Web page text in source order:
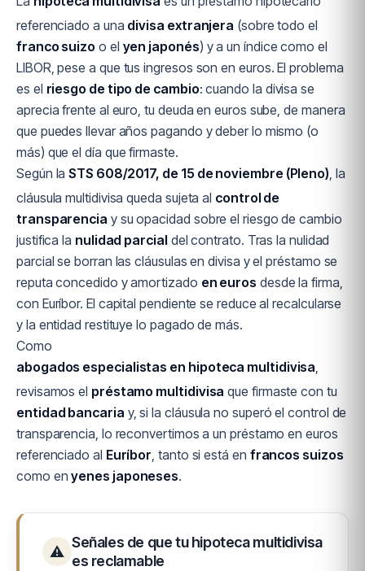
referenciado a una divisa extranjera (sobre todo el
franco suizo o el yen japonés) y a un índice como el
LIBOR, pese a que tus ingresos son en euros. El problema
es el riesgo de tipo de cambio: cuando la divisa se
aprecia frente al euro, tu deuda en euros sube, de manera
que puedes llevar años pagando y deber lo mismo (o
más) que el día que firmaste.
Según laSTS 608/2017, de 15 de noviembre (Pleno), la
cláusula multidivisa queda sujeta al control de
transparencia y su opacidad sobre el riesgo de cambio
justifica la nulidad parcialdel contrato. Tras la nulidad
parcial se borran las cláusulas en divisa y el préstamo se
reputa concedido y amortizado en euros desde la firma,
con Euríbor. El capital pendiente se reduce al recalcularse
y la entidad restituye lo pagado de más.
Como
abogados especialistas en hipoteca multidivisa,
revisamos el préstamo multidivisa que firmaste con tu
entidad bancaria y, si la cláusula no superó el control de
transparencia, lo reconvertimos a un préstamo en euros
referenciado al Euríbor, tanto si está en francos suizos
como enyenes japoneses.
⚠
Señales de que tu hipoteca multidivisa
es reclamable